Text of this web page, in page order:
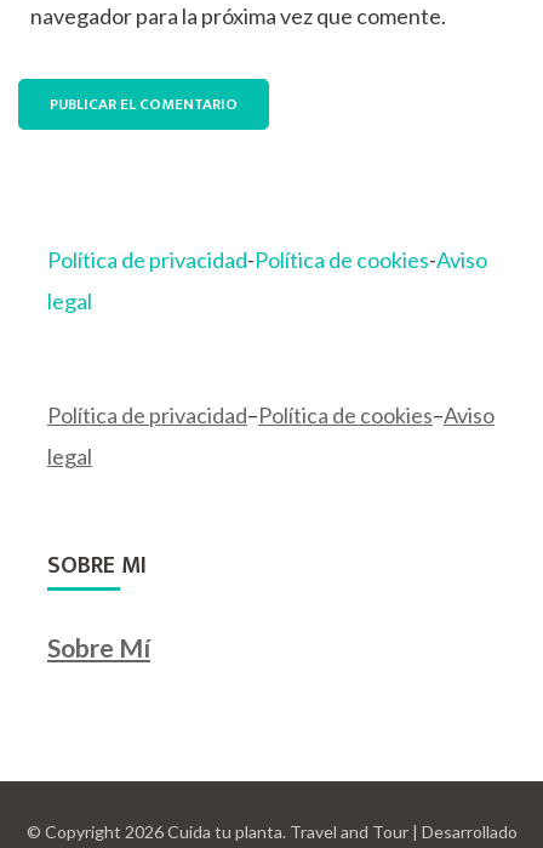
navegador para la próxima vez que comente.
Política de privacidad-Política de cookies-Aviso
legal
Política de privacidad–Política de cookies–Aviso
legal
SOBRE MI
Sobre Mí
© Copyright 2026Cuida tu planta. Travel and Tour | Desarrollado